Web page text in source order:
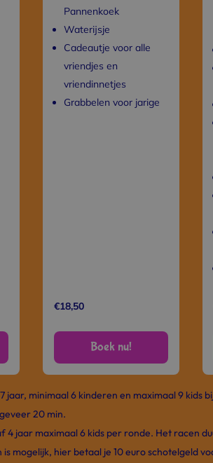
Pannenkoek
Waterijsje
Cadeautje voor alle
vriendjes en
vriendinnetjes
Grabbelen voor jarige
€18,50
Boek nu!
jaar, minimaal 6 kinderen en maximaal 9 kids
20 min.
4 jaar maximaal 6 kids per ronde. Het racen
mogelijk, hier betaal je 10 euro schotelgeld